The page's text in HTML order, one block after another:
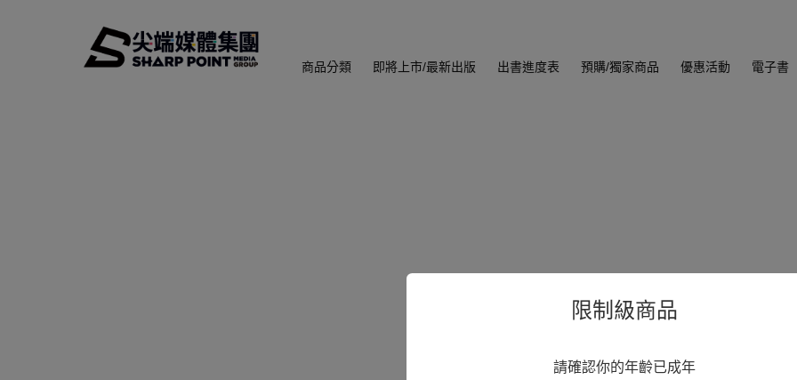
限制級商品
請確認你的年齡已成年
商品分類 即將上市/最新出版 出書進度表 預購/獨家商品 優惠活動 電子書